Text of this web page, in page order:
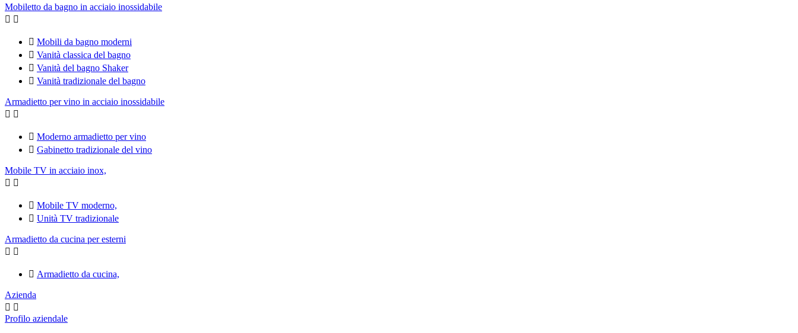
Mobiletto da bagno in acciaio inossidabile
 
 Mobili da bagno moderni
 Vanità classica del bagno
 Vanità del bagno Shaker
 Vanità tradizionale del bagno
Armadietto per vino in acciaio inossidabile
 
 Moderno armadietto per vino
 Gabinetto tradizionale del vino
Mobile TV in acciaio inox,
 
 Mobile TV moderno,
 Unità TV tradizionale
Armadietto da cucina per esterni
 
 Armadietto da cucina,
Azienda
 
Profilo aziendale